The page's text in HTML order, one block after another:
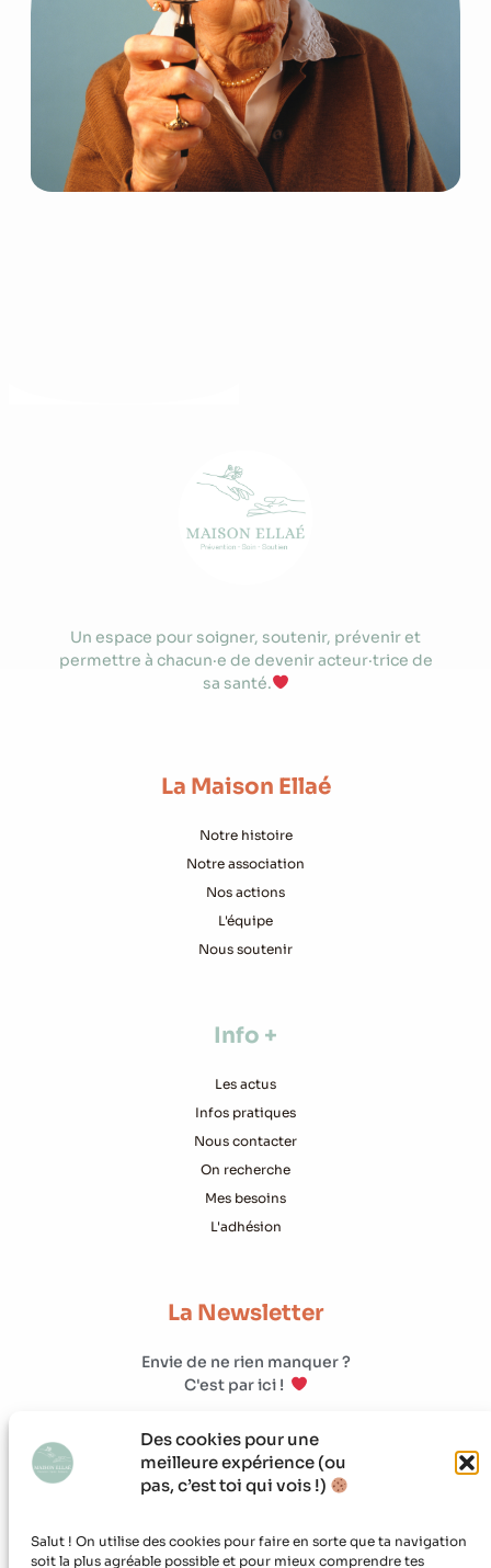
Des cookies pour une
meilleure expérience (ou
pas, c’est toi qui vois !)
Salut ! On utilise des cookies pour faire en sorte que ta navigation
soit la plus agréable possible et pour mieux comprendre tes
Un espace pour soigner, soutenir, prévenir et
permettre à chacun·e de devenir acteur·trice de
sa santé.
La Maison Ellaé
Notre histoire
Notre association
Nos actions
L'équipe
Nous soutenir
Info +
Les actus
Infos pratiques
Nous contacter
On recherche
Mes besoins
L'adhésion
La Newsletter
Envie de ne rien manquer ?
C'est par ici !